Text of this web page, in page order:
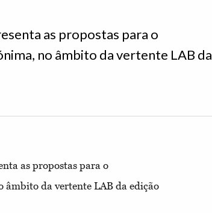
as propostas para o
no âmbito da vertente LAB da
as propostas para o
da vertente LAB da edição